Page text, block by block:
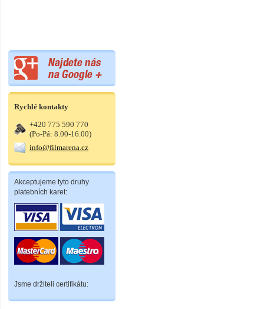
Rychlé kontakty
+420 775 590 770
(Po-Pá: 8.00-16.00)
info@filmarena.cz
Akceptujeme tyto druhy
platebních karet:
Jsme držiteli certifikátu: